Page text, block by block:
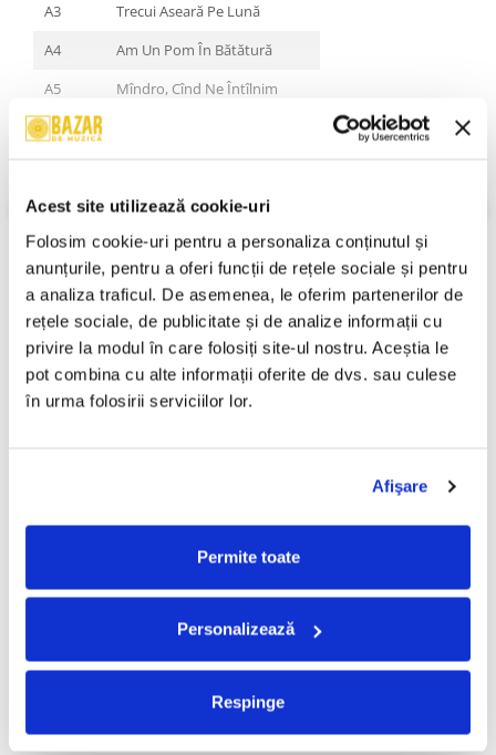
Acest site utilizează cookie-uri
Folosim cookie-uri pentru a personaliza conținutul și
anunțurile, pentru a oferi funcții de rețele sociale și pentru
a analiza traficul. De asemenea, le oferim partenerilor de
rețele sociale, de publicitate și de analize informații cu
privire la modul în care folosiți site-ul nostru. Aceștia le
pot combina cu alte informații oferite de dvs. sau culese
în urma folosirii serviciilor lor.
Afişare
Permite toate
Personalizează
Respinge
A3
Trecui Aseară Pe Lună
A4
Am Un Pom În Bătătură
A5
Mîndro, Cînd Ne Întîlnim
A6
B8
Greu E Dealul Gorjului
B9
Biată Tinerețea Mea
B10
Lăsai Mamă, Lăsai Tată
B11
Mîndrulița Mea Din Gorj
B12
Vai De Mine, Ce Să Fie
B13
Merg Pe Drum Cu Doi Juncani
VEZI MAI MULT
An Lansare:1983
Stil:Folk
Gen:Folclor
Stare Disc:Near Mint (NM or M-)
Stare Coperta:Near Mint (NM or M-)
Informatii conformitate produs
Review-uri(0)
Romica Puceanu - Romica
Gheorghe Zamfir - Pan-Pipe